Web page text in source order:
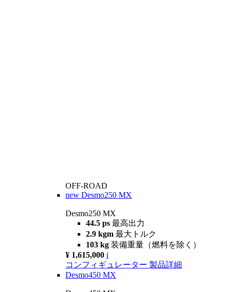
OFF-ROAD
new Desmo250 MX
Desmo250 MX
44.5 ps 最高出力
2.9 kgm 最大トルク
103 kg 装備重量（燃料を除く）
¥ 1,615,000 i
コンフィギュレーター 製品詳細
Desmo450 MX